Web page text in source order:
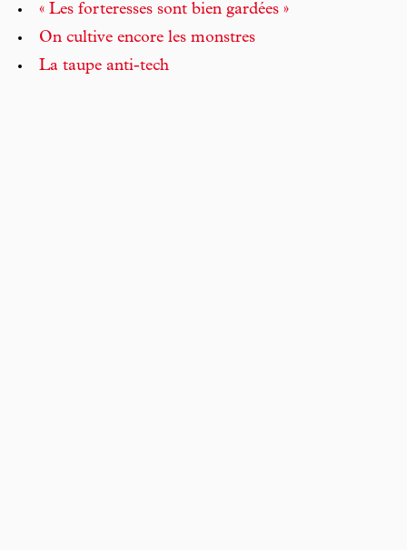
« Les forteresses sont bien gardées »
On cultive encore les monstres
La taupe anti-tech